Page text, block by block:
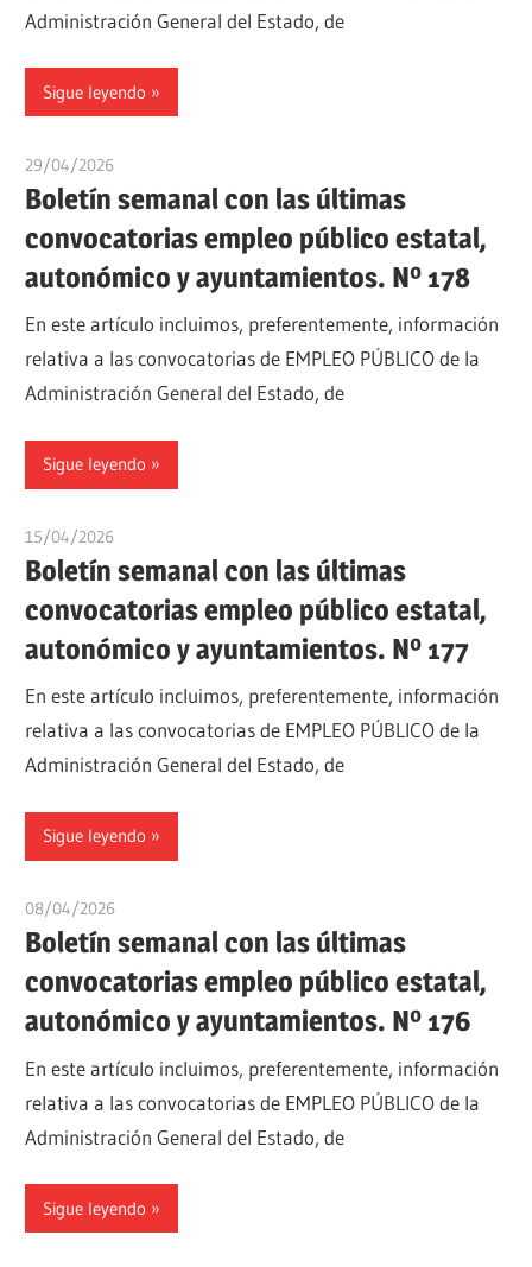
Administración General del Estado, de
Sigue leyendo
29/04/2026
Boletín semanal con las últimas
convocatorias empleo público estatal,
autonómico y ayuntamientos. Nº 178
En este artículo incluimos, preferentemente, información
relativa a las convocatorias de EMPLEO PÚBLICO de la
Administración General del Estado, de
Sigue leyendo
15/04/2026
Boletín semanal con las últimas
convocatorias empleo público estatal,
autonómico y ayuntamientos. Nº 177
En este artículo incluimos, preferentemente, información
relativa a las convocatorias de EMPLEO PÚBLICO de la
Administración General del Estado, de
Sigue leyendo
08/04/2026
Boletín semanal con las últimas
convocatorias empleo público estatal,
autonómico y ayuntamientos. Nº 176
En este artículo incluimos, preferentemente, información
relativa a las convocatorias de EMPLEO PÚBLICO de la
Administración General del Estado, de
Sigue leyendo